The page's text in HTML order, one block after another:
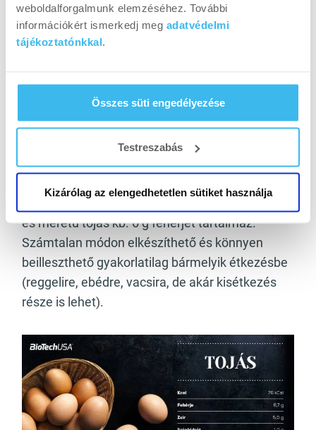
weboldalforgalmunk elemzéséhez. További
információkért ismerkedj meg adatvédelmi
tájékoztatónkkal
Összes süti engedélyezése
Testreszabás
Kizárólag az elengedhetetlen sütiket használja
Tojásfehérje
A tojás minden tekintetben egy
alapélelmiszernek mondható. A teljes tojás
fehérjetartalmához viszonyítják a fehérje
hasznosulásának minőségét, mértékét. 1 db M-
es méretű tojás kb. 6 g fehérjét tartalmaz.
Számtalan módon elkészíthető és könnyen
beilleszthető gyakorlatilag bármelyik étkezésbe
(reggelire, ebédre, vacsira, de akár kisétkezés
része is lehet).